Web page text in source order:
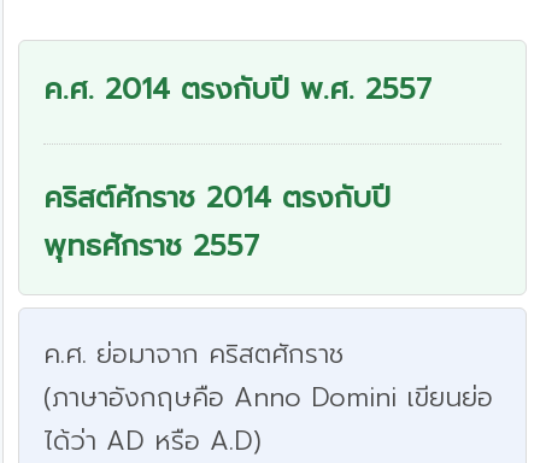
ค.ศ. 2014 ตรงกับปี พ.ศ. 2557
คริสต์ศักราช 2014 ตรงกับปี
พุทธศักราช 2557
ค.ศ. ย่อมาจาก คริสตศักราช
(ภาษาอังกฤษคือ Anno Domini เขียนย่อ
ได้ว่า AD หรือ A.D)